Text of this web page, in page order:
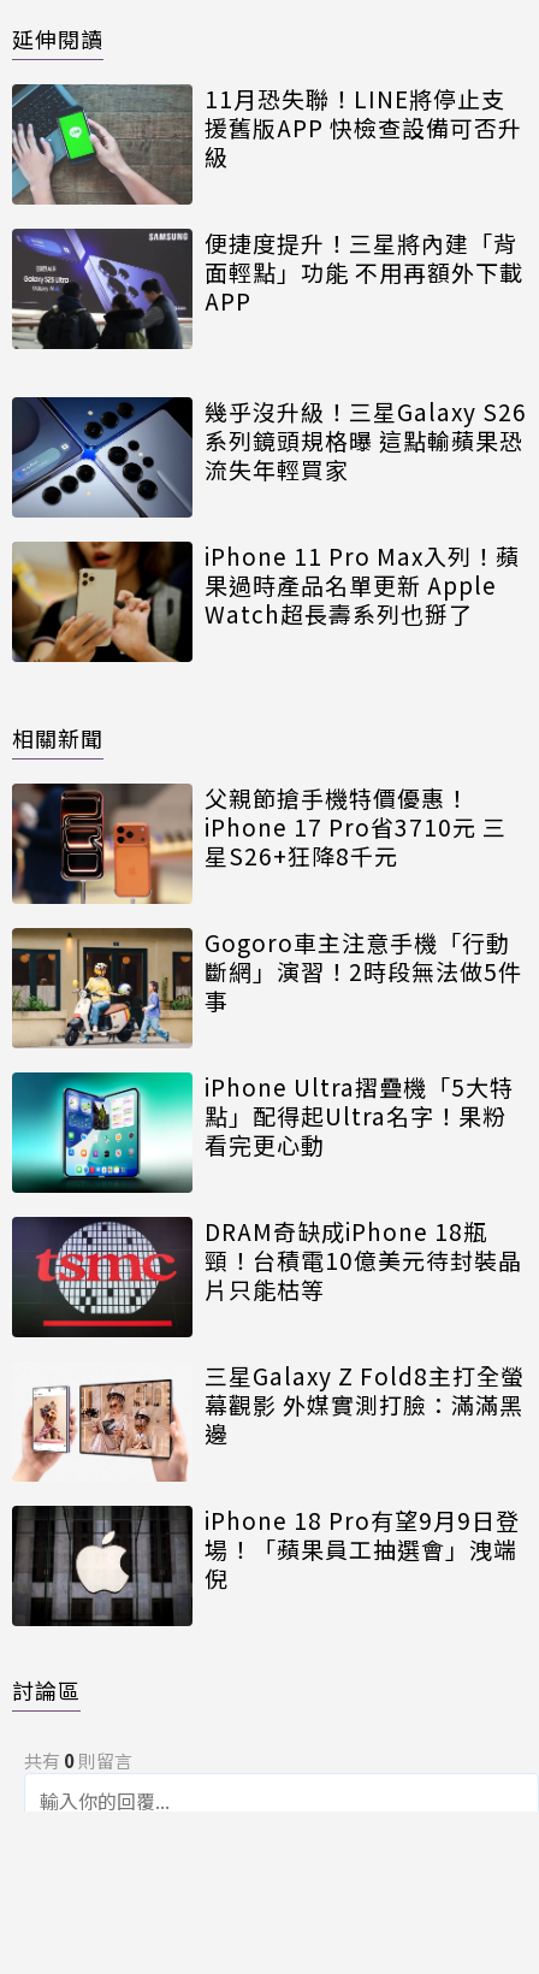
延伸閱讀
11月恐失聯！LINE將停止支
援舊版APP 快檢查設備可否升
級
便捷度提升！三星將內建「背
面輕點」功能 不用再額外下載
APP
幾乎沒升級！三星Galaxy S26
系列鏡頭規格曝 這點輸蘋果恐
流失年輕買家
iPhone 11 Pro Max入列！蘋
果過時產品名單更新 Apple
Watch超長壽系列也掰了
相關新聞
父親節搶手機特價優惠！
iPhone 17 Pro省3710元 三
星S26+狂降8千元
Gogoro車主注意手機「行動
斷網」演習！2時段無法做5件
事
iPhone Ultra摺疊機「5大特
點」配得起Ultra名字！果粉
看完更心動
DRAM奇缺成iPhone 18瓶
頸！台積電10億美元待封裝晶
片只能枯等
三星Galaxy Z Fold8主打全螢
幕觀影 外媒實測打臉：滿滿黑
邊
iPhone 18 Pro有望9月9日登
場！「蘋果員工抽選會」洩端
倪
討論區
共有 0則留言